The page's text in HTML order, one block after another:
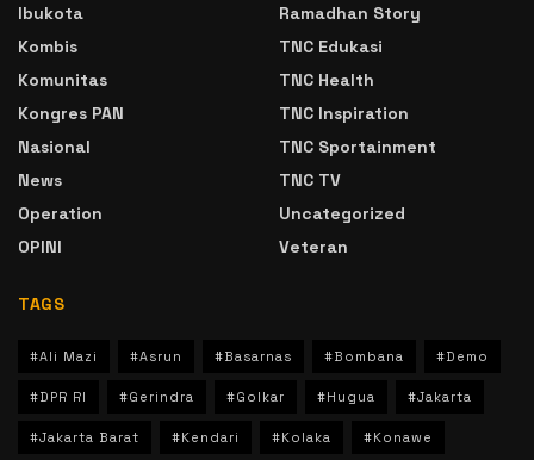
Ibukota
Kombis
Komunitas
Kongres PAN
Nasional
News
Operation
OPINI
Ramadhan Story
TNC Edukasi
TNC Health
TNC Inspiration
TNC Sportainment
TNC TV
Uncategorized
Veteran
TAGS
#Ali Mazi #Asrun #Basarnas #Bombana #Demo
#DPR RI #Gerindra #Golkar #Hugua #Jakarta
#Jakarta Barat #Kendari #Kolaka #Konawe